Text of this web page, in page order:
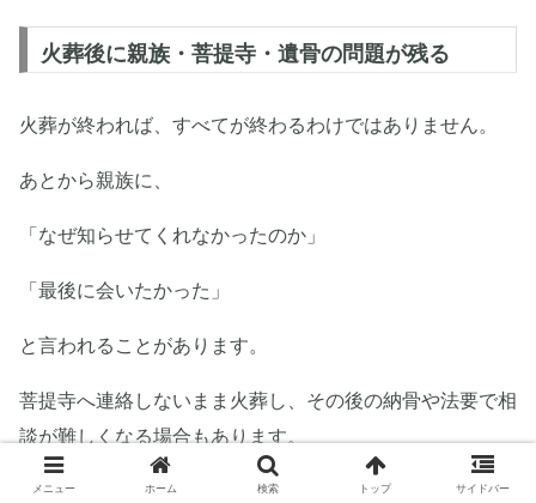
火葬後に親族・菩提寺・遺骨の問題が残る
火葬が終われば、すべてが終わるわけではありません。
あとから親族に、
「なぜ知らせてくれなかったのか」
「最後に会いたかった」
と言われることがあります。
菩提寺へ連絡しないまま火葬し、その後の納骨や法要で相
談が難しくなる場合もあります。
さらに、遺骨をどこで保管し、いつ、どこへ納骨するのか
メニュー ホーム 検索 トップ サイドバー